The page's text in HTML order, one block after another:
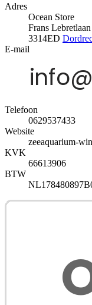
Adres
Ocean Store
Frans
3314ED
E-mail
Telefoon
0629537433
Website
zeeaquarium-
KVK
66613906
BTW